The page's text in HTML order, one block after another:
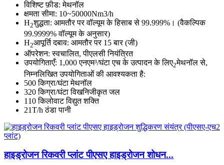
विशिष्ट फ़ीड: मेथनॉल
क्षमता सीमा: 10~50000Nm3/h
H2शुद्धता: आमतौर पर वॉल्यूम के हिसाब से 99.999%। (वैकल्पिक
99.9999% वॉल्यूम के अनुसार)
H2आपूर्ति दबाव: आमतौर पर 15 बार (जी)
ऑपरेशन: स्वचालित, पीएलसी नियंत्रित
उपयोगिताएँ: 1,000 एनएम³/घंटा एच के उत्पादन के लिए2मेथनॉल से,
निम्नलिखित उपयोगिताओं की आवश्यकता है:
500 किग्रा/घंटा मेथनॉल
320 किग्रा/घंटा विखनिजीकृत जल
110 किलोवाट विद्युत शक्ति
21T/h ठंडा पानी
हाइड्रोजन रिकवरी प्लांट पीएसए हाइड्रोजन शोधन...